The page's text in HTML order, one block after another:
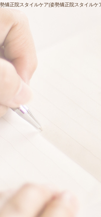
矯正院スタイルケア|姿勢矯正院スタイルケ